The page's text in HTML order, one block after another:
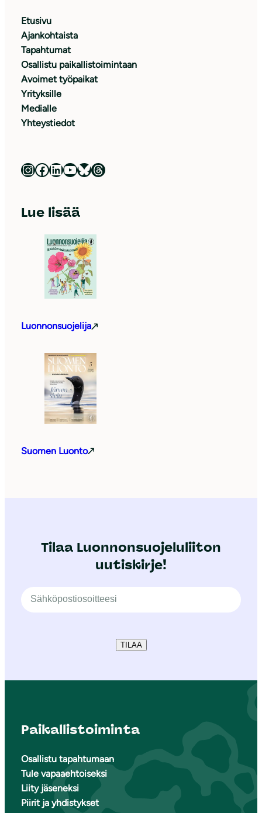
Etusivu
Ajankohtaista
Tapahtumat
Osallistu paikallistoimintaan
Avoimet työpaikat
Yrityksille
Medialle
Yhteystiedot
Luonnonsuojeluliitto Instagramissa Luonnonsuojeluliitto Facebookissa Luonnonsuojeluliitto LinkedInissä Luonnonsuojeluliiton YouTube-kanava Luonnonsuojeluliitto Blueskyssa Luonnonsuojeluliitto Threadsissa
Lue lisää
Luonnonsuojelija
Suomen Luonto
Tilaa Luonnonsuojeluliiton
uutiskirje!
TILAA
Paikallistoiminta
Osallistu tapahtumaan
Tule vapaaehtoiseksi
Liity jäseneksi
Piirit ja yhdistykset